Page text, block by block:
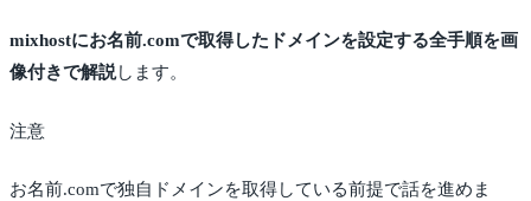
mixhostにお名前.comで取得したドメインを設定する全手順を画
像付きで解説します。
注意
お名前.comで独自ドメインを取得している前提で話を進めま